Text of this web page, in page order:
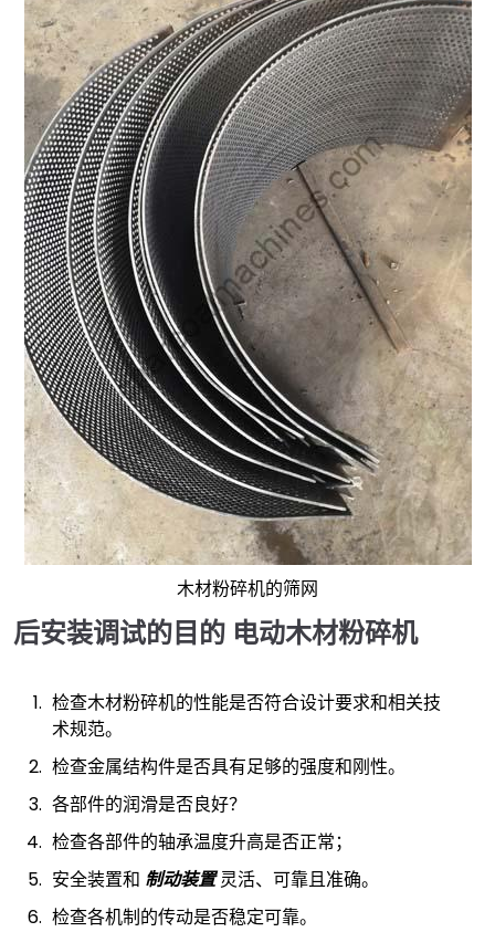
木材粉碎机的筛网
后安装调试的目的 电动木材粉碎机
检查木材粉碎机的性能是否符合设计要求和相关技
术规范。
检查金属结构件是否具有足够的强度和刚性。
各部件的润滑是否良好？
检查各部件的轴承温度升高是否正常；
安全装置和 制动装置灵活、可靠且准确。
检查各机制的传动是否稳定可靠。